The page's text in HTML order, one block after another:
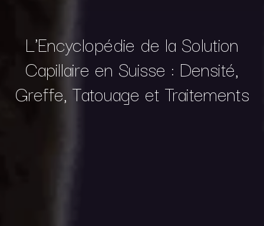
L'Encyclopédie de la Solution
Capillaire en Suisse : Densité,
Greffe, Tatouage et Traitements